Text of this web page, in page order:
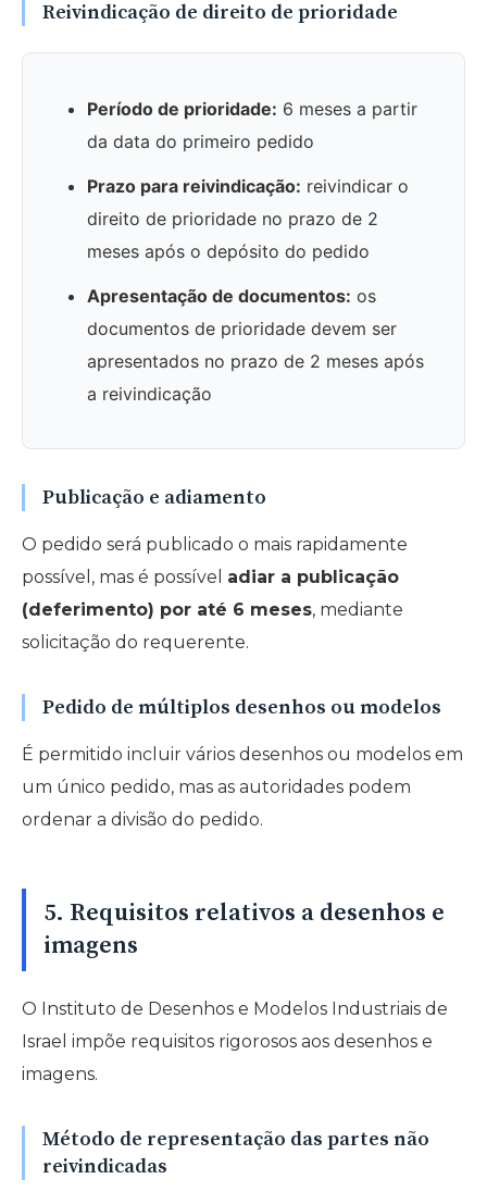
Reivindicação de direito de prioridade
Período de prioridade: 6 meses a partir
da data do primeiro pedido
Prazo para reivindicação: reivindicar o
direito de prioridade no prazo de 2
meses após o depósito do pedido
Apresentação de documentos: os
documentos de prioridade devem ser
apresentados no prazo de 2 meses após
a reivindicação
Publicação e adiamento
O pedido será publicado o mais rapidamente
possível, mas é possível adiar a publicação
(deferimento) por até 6 meses, mediante
solicitação do requerente.
Pedido de múltiplos desenhos ou modelos
É permitido incluir vários desenhos ou modelos em
um único pedido, mas as autoridades podem
ordenar a divisão do pedido.
5. Requisitos relativos a desenhos e
imagens
O Instituto de Desenhos e Modelos Industriais de
Israel impõe requisitos rigorosos aos desenhos e
imagens.
Método de representação das partes não
reivindicadas